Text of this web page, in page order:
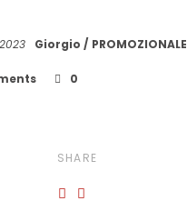
Giorgio PROMOZIONALE
0
SHARE